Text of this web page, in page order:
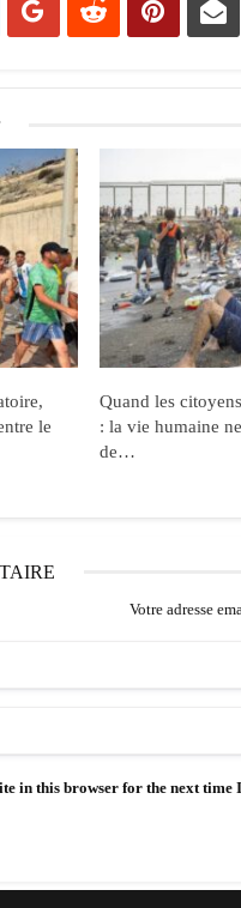
le
Quand les
: la vie humaine
de…
Votre adresse
in this browser for the next time